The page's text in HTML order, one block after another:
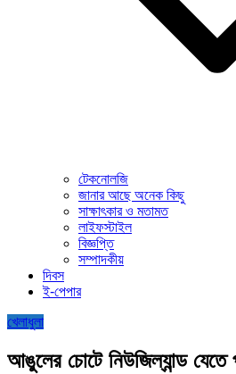
টেকনোলজি
জানার আছে অনেক কিছু
সাক্ষাৎকার ও মতামত
লাইফস্টাইল
বিজ্ঞপ্তি
সম্পাদকীয়
দিবস
ই-পেপার
খেলাধুলা
আঙুলের চোটে নিউজিল্যান্ড যেতে